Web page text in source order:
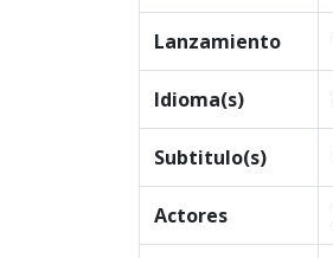
Lanzamiento
Idioma(s)
Subtitulo(s)
Actores